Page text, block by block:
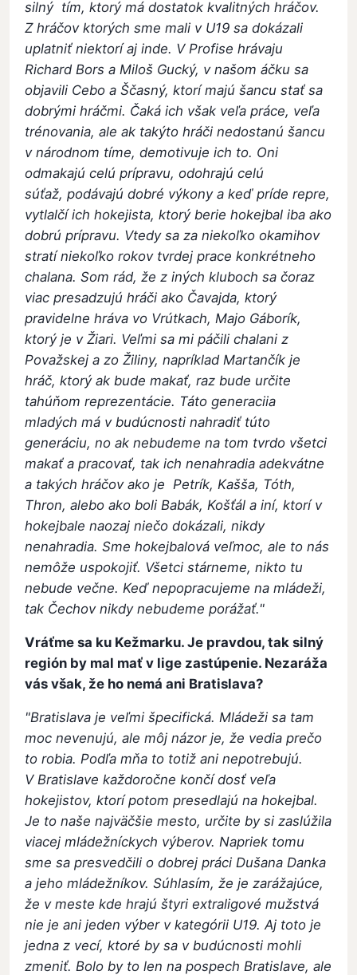
silný tím, ktorý má dostatok kvalitných hráčov.
Z hráčov ktorých sme mali v U19 sa dokázali
uplatniť niektorí aj inde. V Profise hrávaju
Richard Bors a Miloš Gucký, v našom áčku sa
objavili Cebo a Ščasný, ktorí majú šancu stať sa
dobrými hráčmi. Čaká ich však veľa práce, veľa
trénovania, ale ak takýto hráči nedostanú šancu
v národnom tíme, demotivuje ich to. Oni
odmakajú celú prípravu, odohrajú celú
súťaž, podávajú dobré výkony a keď príde repre,
vytlalčí ich hokejista, ktorý berie hokejbal iba ako
dobrú prípravu. Vtedy sa za niekoľko okamihov
stratí niekoľko rokov tvrdej prace konkrétneho
chalana. Som rád, že z iných kluboch sa čoraz
viac presadzujú hráči ako Čavajda, ktorý
pravidelne hráva vo Vrútkach, Majo Gáborík,
ktorý je v Žiari. Veľmi sa mi páčili chalani z
Považskej a zo Žiliny, napríklad Martančík je
hráč, ktorý ak bude makať, raz bude určite
tahúňom reprezentácie. Táto generaciia
mladých má v budúcnosti nahradiť túto
generáciu, no ak nebudeme na tom tvrdo všetci
makať a pracovať, tak ich nenahradia adekvátne
a takých hráčov ako je Petrík, Kašša, Tóth,
Thron, alebo ako boli Babák, Košťál a iní, ktorí v
hokejbale naozaj niečo dokázali, nikdy
nenahradia. Sme hokejbalová veľmoc, ale to nás
nemôže uspokojiť. Všetci stárneme, nikto tu
nebude večne. Keď nepopracujeme na mládeži,
tak Čechov nikdy nebudeme porážať."
Vráťme sa ku Kežmarku. Je pravdou, tak silný
región by mal mať v lige zastúpenie. Nezaráža
vás však, že ho nemá ani Bratislava?
"Bratislava je veľmi špecifická. Mládeži sa tam
moc nevenujú, ale môj názor je, že vedia prečo
to robia. Podľa mňa to totiž ani nepotrebujú.
V Bratislave každoročne končí dosť veľa
hokejistov, ktorí potom presedlajú na hokejbal.
Je to naše najväčšie mesto, určite by si zaslúžila
viacej mládežníckych výberov. Napriek tomu
sme sa presvedčili o dobrej práci Dušana Danka
a jeho mládežníkov. Súhlasím, že je zarážajúce,
že v meste kde hrajú štyri extraligové mužstvá
nie je ani jeden výber v kategórii U19. Aj toto je
jedna z vecí, ktoré by sa v budúcnosti mohli
zmeniť. Bolo by to len na pospech Bratislave, ale